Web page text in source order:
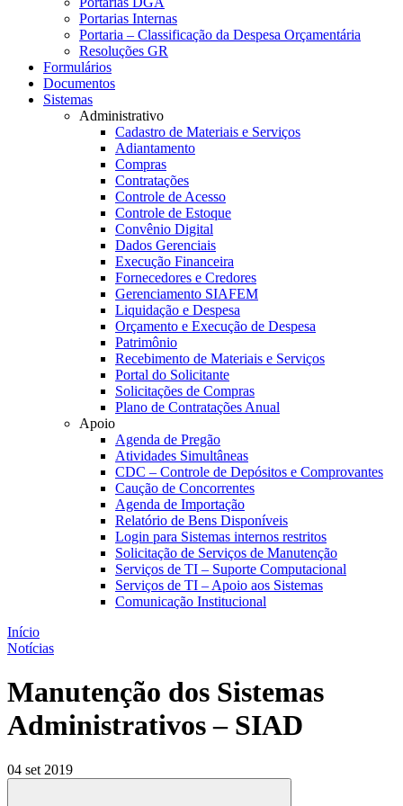
Portarias Internas
Portaria – Classificação da Despesa Orçamentária
Resoluções GR
Formulários
Documentos
Sistemas
Administrativo
Cadastro de Materiais e Serviços
Adiantamento
Compras
Contratações
Controle de Acesso
Controle de Estoque
Convênio Digital
Dados Gerenciais
Execução Financeira
Fornecedores e Credores
Gerenciamento SIAFEM
Liquidação e Despesa
Orçamento e Execução de Despesa
Patrimônio
Recebimento de Materiais e Serviços
Portal do Solicitante
Solicitações de Compras
Plano de Contratações Anual
Apoio
Agenda de Pregão
Atividades Simultâneas
CDC – Controle de Depósitos e Comprovantes
Caução de Concorrentes
Agenda de Importação
Relatório de Bens Disponíveis
Login para Sistemas internos restritos
Solicitação de Serviços de Manutenção
Serviços de TI – Suporte Computacional
Serviços de TI – Apoio aos Sistemas
Comunicação Institucional
Início
Notícias
Manutenção dos Sistemas
Administrativos – SIAD
04 set 2019